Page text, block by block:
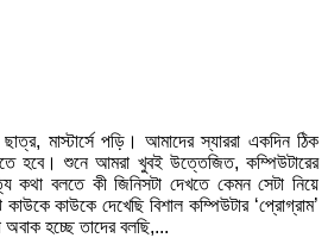
মাস্টার্সে পড়ি। আমাদের স্যাররা একদিন ঠিক
হবে। শুনে আমরা খুবই উত্তেজিত, কম্পিউটারের
কথা বলতে কী জিনিসটা দেখতে কেমন সেটা নিয়ে
কাউকে দেখেছি বিশাল কম্পিউটার ‘প্রোগ্রাম’
অবাক হচ্ছে তাদের বলছি,...